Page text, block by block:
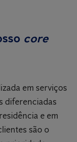
core
em serviços
diferenciadas
e em
são o